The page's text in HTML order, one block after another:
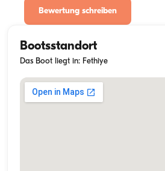
Bewertung schreiben
Bootsstandort
Das Boot liegt in: Fethiye